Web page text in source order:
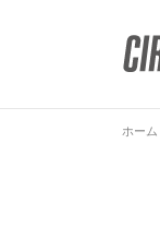
ホーム